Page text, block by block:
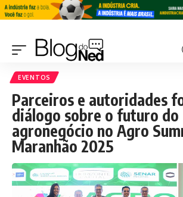
EVENTOS
Parceiros e autoridades
diálogo sobre o futuro do
agronegócio no Agro
Maranhão 2025